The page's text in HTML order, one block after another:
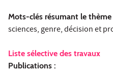
Mots-clés résumant le thème
sciences, genre, décision et
Liste sélective des travaux
Publications :